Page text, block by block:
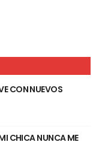
CON NUEVOS
CHICA NUNCA ME